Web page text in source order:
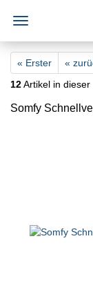
« Erster «
12Artikel in
Somfy